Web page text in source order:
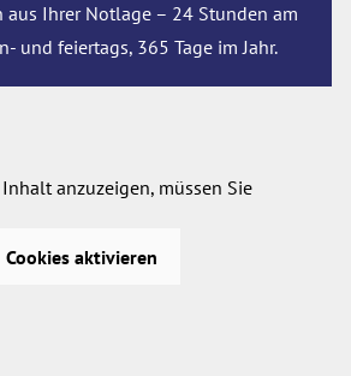
aus Ihrer Notlage – 24 Stunden am
und feiertags, 365 Tage im Jahr.
anzuzeigen, müssen Sie
Cookies aktivieren